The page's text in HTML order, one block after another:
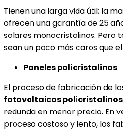
Tienen una larga vida útil; la
ofrecen una garantía de 25
solares monocristalinos. Pero
sean un poco más caros que
Paneles policristalinos
El proceso de fabricación de
fotovoltaicos policristalinos
redunda en menor precio. En
proceso costoso y lento, los